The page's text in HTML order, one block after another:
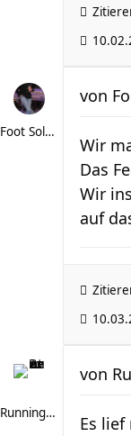
Foot Soldier
von
Wir
Das
Wir
auf
RunningPotatoe
von
Es